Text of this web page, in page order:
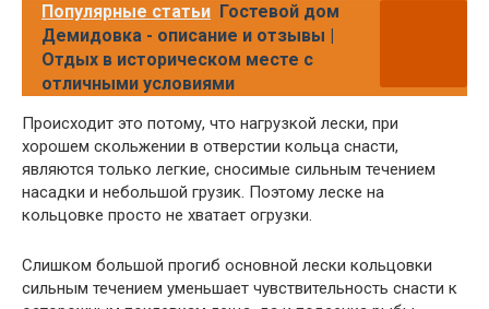
Популярные статьи Гостевой дом
Демидовка - описание и отзывы |
Отдых в историческом месте с
отличными условиями
Происходит это потому, что нагрузкой лески, при
хорошем скольжении в отверстии кольца снасти,
являются только легкие, сносимые сильным течением
насадки и небольшой грузик. Поэтому леске на
кольцовке просто не хватает огрузки.
Слишком большой прогиб основной лески кольцовки
сильным течением уменьшает чувствительность снасти к